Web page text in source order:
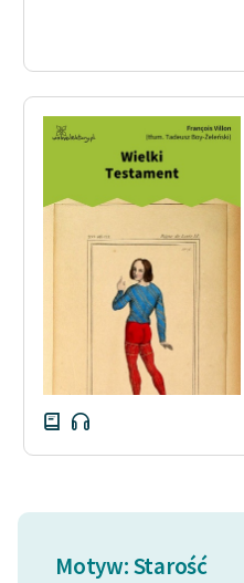
O nas
Kontakt
Zespół
Zasady wykorzystania
Wolnych Lektur
Materiały promocyjne
Dane fundacji i
sprawozdania finansowe
Motyw: Starość